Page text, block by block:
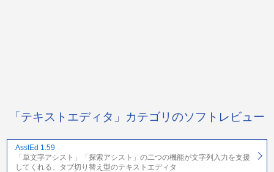
「テキストエディタ」カテゴリのソフトレビュー
AsstEd 1.59
「単文字アシスト」「探索アシスト」の二つの機能が文字列入力を支援
してくれる、タブ切り替え型のテキストエディタ